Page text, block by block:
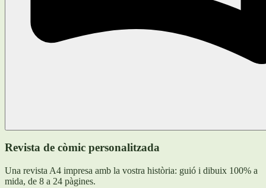
Revista de còmic personalitzada
Una revista A4 impresa amb la vostra història: guió i dibuix 100% a
mida, de 8 a 24 pàgines.